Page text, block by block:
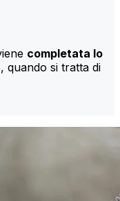
completata lo
quando si tratta di